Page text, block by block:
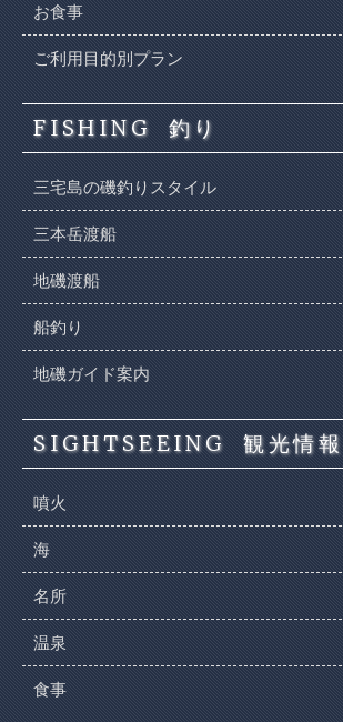
お食事
ご利用目的別プラン
FISHING 釣り
三宅島の磯釣りスタイル
三本岳渡船
地磯渡船
船釣り
地磯ガイド案内
SIGHTSEEING 観光情報
噴火
海
名所
温泉
食事